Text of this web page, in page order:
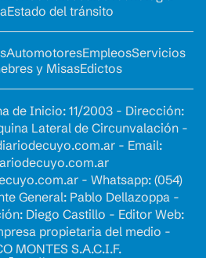
Estado del tránsito
AutomotoresEmpleosServicios
y MisasEdictos
de Inicio: 11/2003 - Dirección:
Lateral de Circunvalación -
- Email:
- Whatsapp: (054)
General: Pablo Dellazoppa -
Diego Castillo - Editor Web:
propietaria del medio -
MONTES S.A.C.I.F.